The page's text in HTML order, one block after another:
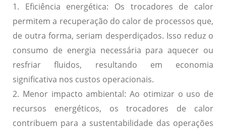
1. Eficiência energética: Os trocadores de calor
permitem a recuperação do calor de processos que,
de outra forma, seriam desperdiçados. Isso reduz o
consumo de energia necessária para aquecer ou
resfriar fluidos, resultando em economia
significativa nos custos operacionais.
2. Menor impacto ambiental: Ao otimizar o uso de
recursos energéticos, os trocadores de calor
contribuem para a sustentabilidade das operações